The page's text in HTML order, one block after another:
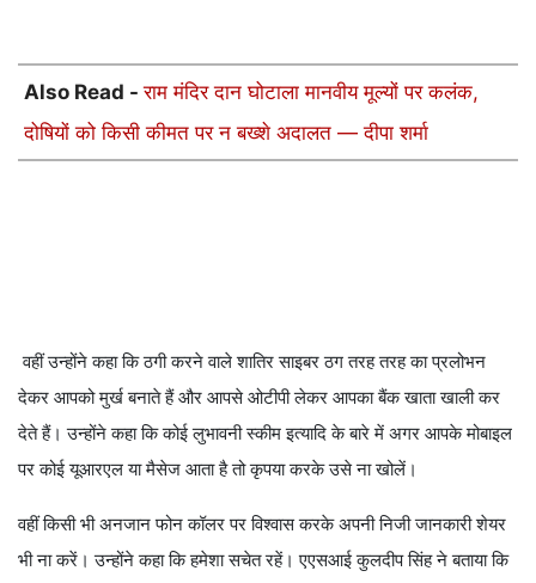
Also Read -राम मंदिर दान घोटाला मानवीय मूल्यों पर कलंक,
दोषियों को किसी कीमत पर न बख्शे अदालत — दीपा शर्मा
वहीं उन्होंने कहा कि ठगी करने वाले शातिर साइबर ठग तरह तरह का प्रलोभन
देकर आपको मुर्ख बनाते हैं और आपसे ओटीपी लेकर आपका बैंक खाता खाली कर
देते हैं। उन्होंने कहा कि कोई लुभावनी स्कीम इत्यादि के बारे में अगर आपके मोबाइल
पर कोई यूआरएल या मैसेज आता है तो कृपया करके उसे ना खोलें।
वहीं किसी भी अनजान फोन कॉलर पर विश्वास करके अपनी निजी जानकारी शेयर
भी ना करें। उन्होंने कहा कि हमेशा सचेत रहें। एएसआई कुलदीप सिंह ने बताया कि